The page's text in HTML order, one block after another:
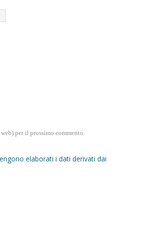
per il prossimo commento.
elaborati i dati derivati dai